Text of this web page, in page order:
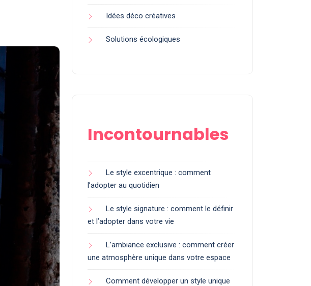
Idées déco créatives
Solutions écologiques
Incontournables
Le style excentrique : comment
l’adopter au quotidien
Le style signature : comment le définir
et l’adopter dans votre vie
L’ambiance exclusive : comment créer
une atmosphère unique dans votre espace
Comment développer un style unique